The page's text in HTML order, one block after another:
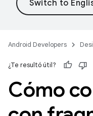
Android Developers
¿Te resultó útil?
Cómo